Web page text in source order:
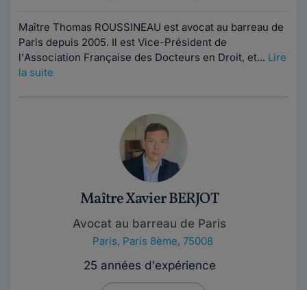
Maître Thomas ROUSSINEAU est avocat au barreau de
Paris depuis 2005. Il est Vice-Président de
l'Association Française des Docteurs en Droit, et... Lire
la suite
Maître Xavier BERJOT
Avocat au barreau de Paris
Paris, Paris 8ème, 75008
25 années d'expérience